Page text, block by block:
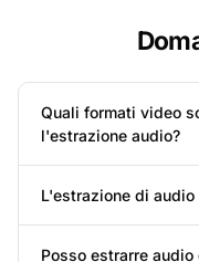
Quali formati video
l'estrazione audio?
L'estrazione di
Posso estrarre